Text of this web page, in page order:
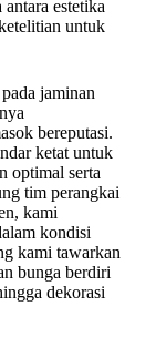
estetika
untuk
jaminan
bereputasi.
ketat untuk
optimal serta
tim perangkai
kami
kondisi
kami tawarkan
bunga berdiri
dekorasi